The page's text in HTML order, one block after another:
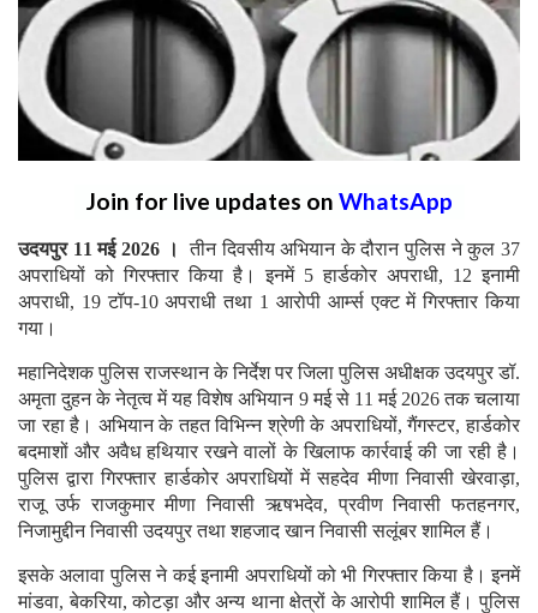
Join for live updates on WhatsApp
उदयपुर 11 मई 2026 ।
तीन दिवसीय अभियान के दौरान पुलिस ने कुल 37
अपराधियों को गिरफ्तार किया है। इनमें 5 हार्डकोर अपराधी, 12 इनामी
अपराधी, 19 टॉप-10 अपराधी तथा 1 आरोपी आर्म्स एक्ट में गिरफ्तार किया
गया।
महानिदेशक पुलिस राजस्थान के निर्देश पर जिला पुलिस अधीक्षक उदयपुर डॉ.
अमृता दुहन के नेतृत्व में यह विशेष अभियान 9 मई से 11 मई 2026 तक चलाया
जा रहा है। अभियान के तहत विभिन्न श्रेणी के अपराधियों, गैंगस्टर, हार्डकोर
बदमाशों और अवैध हथियार रखने वालों के खिलाफ कार्रवाई की जा रही है।
पुलिस द्वारा गिरफ्तार हार्डकोर अपराधियों में सहदेव मीणा निवासी खेरवाड़ा,
राजू उर्फ राजकुमार मीणा निवासी ऋषभदेव, प्रवीण निवासी फतहनगर,
निजामुद्दीन निवासी उदयपुर तथा शहजाद खान निवासी सलूंबर शामिल हैं।
इसके अलावा पुलिस ने कई इनामी अपराधियों को भी गिरफ्तार किया है। इनमें
मांडवा, बेकरिया, कोटड़ा और अन्य थाना क्षेत्रों के आरोपी शामिल हैं। पुलिस